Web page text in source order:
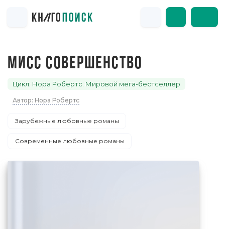
МИСС СОВЕРШЕНСТВО
Цикл: Нора Робертс. Мировой мега-бестселлер
Автор: Нора Робертс
Зарубежные любовные романы
Современные любовные романы